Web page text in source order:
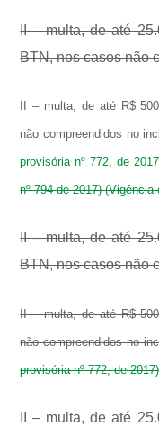
II – multa, de até
BTN, nos casos não
II – multa, de até R$
não compreendidos
provisória nº 772, de
nº 794 de 2017) (Vigência
II – multa, de até
BTN, nos casos não
II – multa, de até R$
não
provisória nº 772, de 2017)
II – multa, de até